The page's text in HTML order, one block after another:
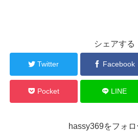
シェアする
Twitter Facebook
Pocket LINE
hassy369をフォロ